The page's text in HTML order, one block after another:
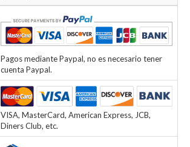
Pagos mediante Paypal, no es necesario tener
cuenta Paypal.
VISA, MasterCard, American Express, JCB,
Diners Club, etc.